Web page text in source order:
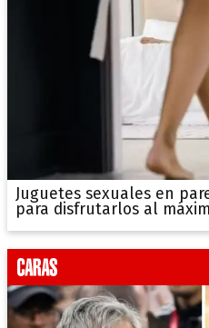
Juguetes sexuales en
para disfrutarlos al